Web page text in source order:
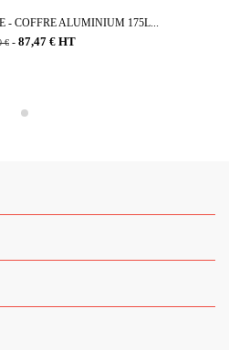
- COFFRE ALUMINIUM 175L...
€ - 87,47 € HT